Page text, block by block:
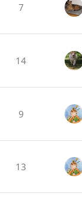
7
14
9
13